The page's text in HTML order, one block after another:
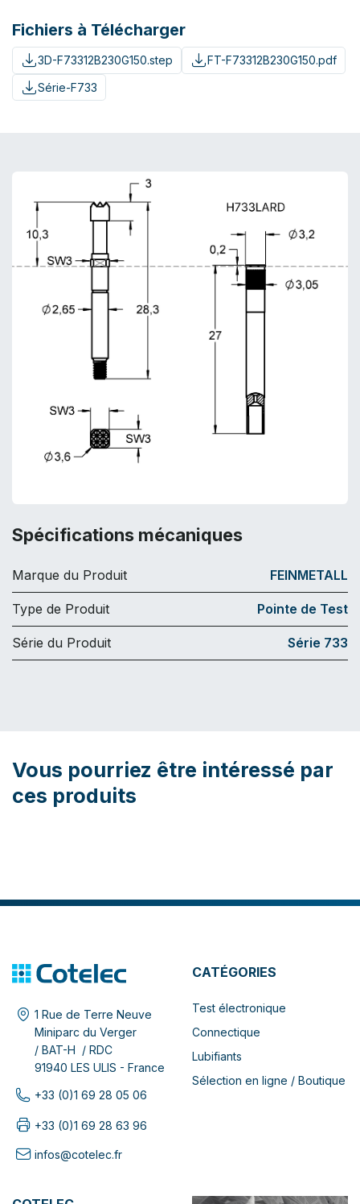
Fichiers à Télécharger
3D-F73312B230G150.step
FT-F73312B230G150.pdf
Série-F733
Spécifications mécaniques
Marque du Produit FEINMETALL
Type de Produit Pointe de Test
Série du Produit Série 733
Vous pourriez être intéressé par
ces produits
1 Rue de Terre Neuve
Miniparc du Verger
/ BAT-H / RDC
91940 LES ULIS - France
+33 (0)1 69 28 05 06
+33 (0)1 69 28 63 96
infos@cotelec.fr
CATÉGORIES
Test électronique
Connectique
Lubifiants
Sélection en ligne / Boutique